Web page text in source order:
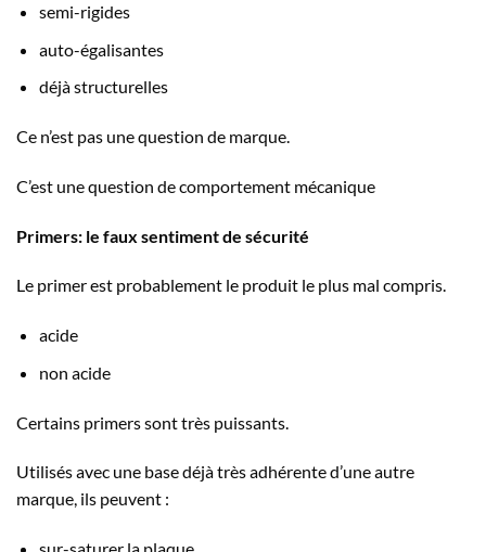
semi-rigides
auto-égalisantes
déjà structurelles
Ce n’est pas une question de marque.
C’est une question de comportement mécanique
Primers: le faux sentiment de sécurité
Le primer est probablement le produit le plus mal compris.
acide
non acide
Certains primers sont très puissants.
Utilisés avec une base déjà très adhérente d’une autre
marque, ils peuvent :